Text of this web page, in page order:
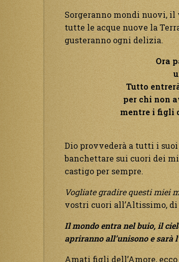
Sorgeranno mondi nuovi, il
tutte le acque nuove la
gusteranno ogni delizia.
Ora
Tutto
per chi non
mentre i figli
Dio provvederà a tutti i
banchettare sui cuori dei
castigo per sempre.
Vogliate gradire questi miei
vostri cuori all’Altissimo,
Il mondo entra nel buio, il
apriranno all’unisono e sarà
Amati figli dell’Amore,